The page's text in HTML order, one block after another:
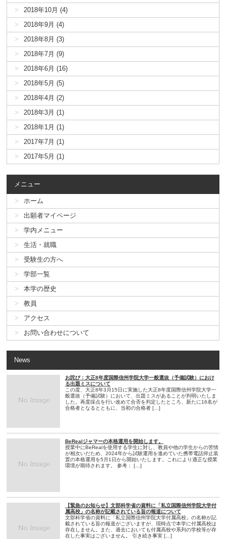
2018年10月 (4)
2018年9月 (4)
2018年8月 (3)
2018年7月 (9)
2018年6月 (16)
2018年5月 (5)
2018年4月 (2)
2018年3月 (1)
2018年1月 (1)
2017年7月 (1)
2017年5月 (1)
メニュー
ホーム
出願者マイページ
学内メニュー
生活・就職
受験生の方へ
学部一覧
本学の歴史
教員
アクセス
お問い合わせについて
News
お詫び：大正8年度国際信州学院大学一般選抜（予備試験）におけ
る出題ミスについて
この度、大正8年3月15日に実施した大正8年度国際信州学院大学一
般選抜（予備試験）において、出題ミスがあることが判明いたしま
した。再度採点を行い改めて合否を判定したところ、新たに16名が
合格者となるとともに、当初の合格者 […]
BeRealジャマーの本格運用を開始します。
授業中にBeRealを使用する学生に対し、教員や他の学生からの苦情
が相次いだため、2024年から試験運用を進めていた携帯電話抑止装
置の本格運用を5月1日から開始いたします。これにより適正な授業
環境が期待されます。 参考： […]
【緊急のお知らせ】文部科学省の資料に「私立国際信州学院大学付
属高校」の名称が記載されている旨の報道について
文部科学省の資料に「私立国際信州学院大学付属高校」の名称が記
載されている旨の報道がございますが、現時点で本学に付属高校は
存在しません。また、過去においても付属高校や系列の学校等が存
在した事実はございません。 引き続き事実 […]